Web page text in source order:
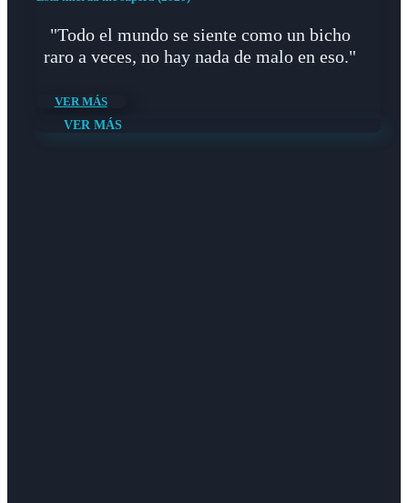
"Todo el mundo se siente como un bicho
raro a veces, no hay nada de malo en eso."
VER MÁS
VER MÁS